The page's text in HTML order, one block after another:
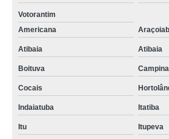
Votorantim
Americana
Atibaia Atibaia
Boituva
Cocais
Indaiatuba Itatiba
Itu Itupeva